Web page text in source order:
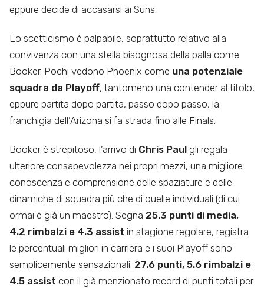
eppure decide di accasarsi ai Suns.
Lo scetticismo è palpabile, soprattutto relativo alla
convivenza con una stella bisognosa della palla come
Booker. Pochi vedono Phoenix come una potenziale
squadra da Playoff, tantomeno una contender al titolo,
eppure partita dopo partita, passo dopo passo, la
franchigia dell’Arizona si fa strada fino alle Finals.
Booker è strepitoso, l’arrivo di Chris Paul gli regala
ulteriore consapevolezza nei propri mezzi, una migliore
conoscenza e comprensione delle spaziature e delle
dinamiche di squadra più che di quelle individuali (di cui
ormai è già un maestro). Segna 25.3 punti di media,
4.2 rimbalzi e 4.3 assist in stagione regolare, registra
le percentuali migliori in carriera e i suoi Playoff sono
semplicemente sensazionali: 27.6 punti, 5.6 rimbalzi e
4.5 assist con il già menzionato record di punti totali per